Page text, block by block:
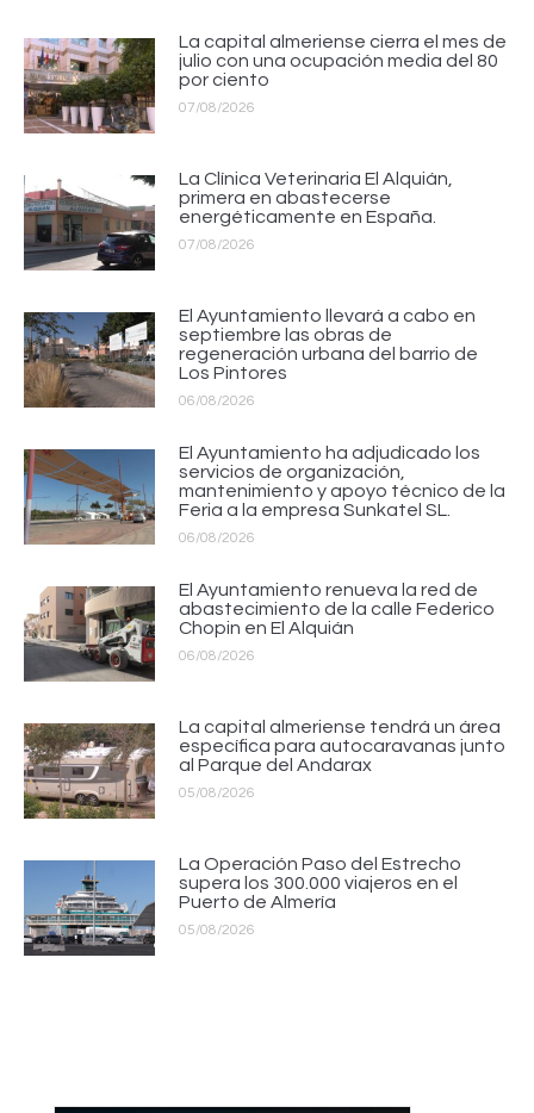
La capital almeriense cierra el mes de
julio con una ocupación media del 80
por ciento
07/08/2026
La Clínica Veterinaria El Alquián,
primera en abastecerse
energéticamente en España.
07/08/2026
El Ayuntamiento llevará a cabo en
septiembre las obras de
regeneración urbana del barrio de
Los Pintores
06/08/2026
El Ayuntamiento ha adjudicado los
servicios de organización,
mantenimiento y apoyo técnico de la
Feria a la empresa Sunkatel SL.
06/08/2026
El Ayuntamiento renueva la red de
abastecimiento de la calle Federico
Chopin en El Alquián
06/08/2026
La capital almeriense tendrá un área
específica para autocaravanas junto
al Parque del Andarax
05/08/2026
La Operación Paso del Estrecho
supera los 300.000 viajeros en el
Puerto de Almería
05/08/2026